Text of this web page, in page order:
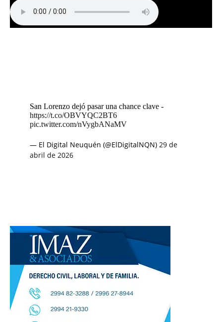
San Lorenzo dejó pasar una chance clave -
https://t.co/OBVYQC2BT6
pic.twitter.com/nVygbANaMV
— El Digital Neuquén (@ElDigitalNQN) 29 de
abril de 2026